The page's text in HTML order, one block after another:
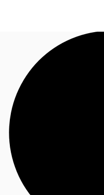
オフィス・事務所
倉庫・物流センター
お電話